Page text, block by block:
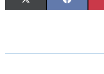
W E